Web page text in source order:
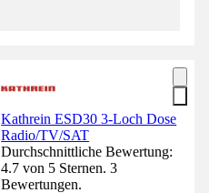
Kathrein ESD30 3-Loch Dose
Radio/TV/SAT
Durchschnittliche Bewertung:
4.7 von 5 Sternen. 3
Bewertungen.